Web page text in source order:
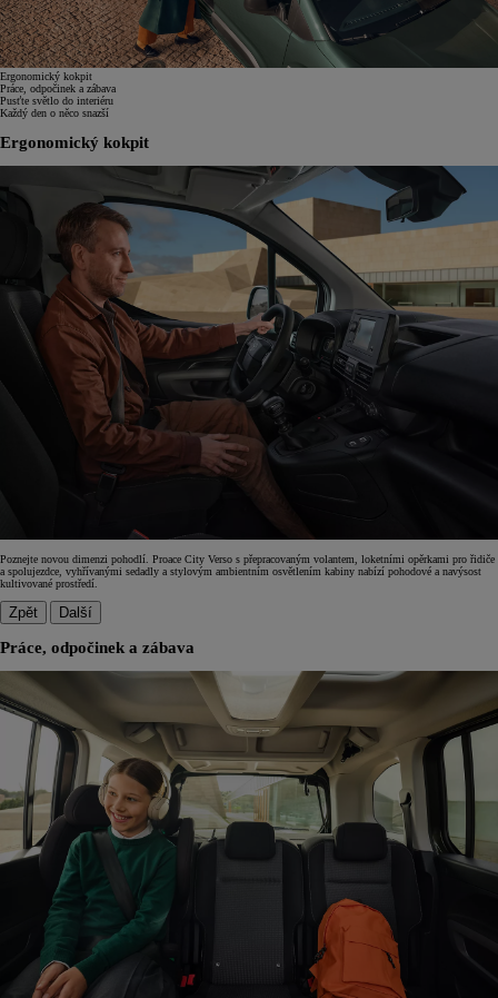
Ergonomický kokpit
Práce, odpočinek a zábava
Pusťte světlo do interiéru
Každý den o něco snazší
Ergonomický kokpit
Poznejte novou dimenzi pohodlí. Proace City Verso s přepracovaným volantem, loketními opěrkami pro řidiče
a spolujezdce, vyhřívanými sedadly a stylovým ambientním osvětlením kabiny nabízí pohodové a navýsost
kultivované prostředí.
Zpět Další
Práce, odpočinek a zábava